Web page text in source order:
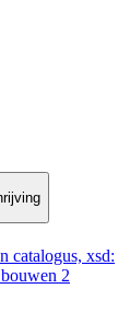
catalogus, xsd:
2